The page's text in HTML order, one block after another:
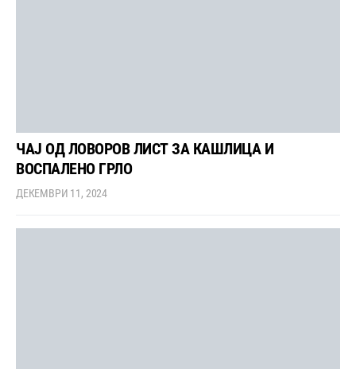
ЧАЈ ОД ЛОВОРОВ ЛИСТ ЗА КАШЛИЦА И
ВОСПАЛЕНО ГРЛО
ДЕКЕМВРИ 11, 2024